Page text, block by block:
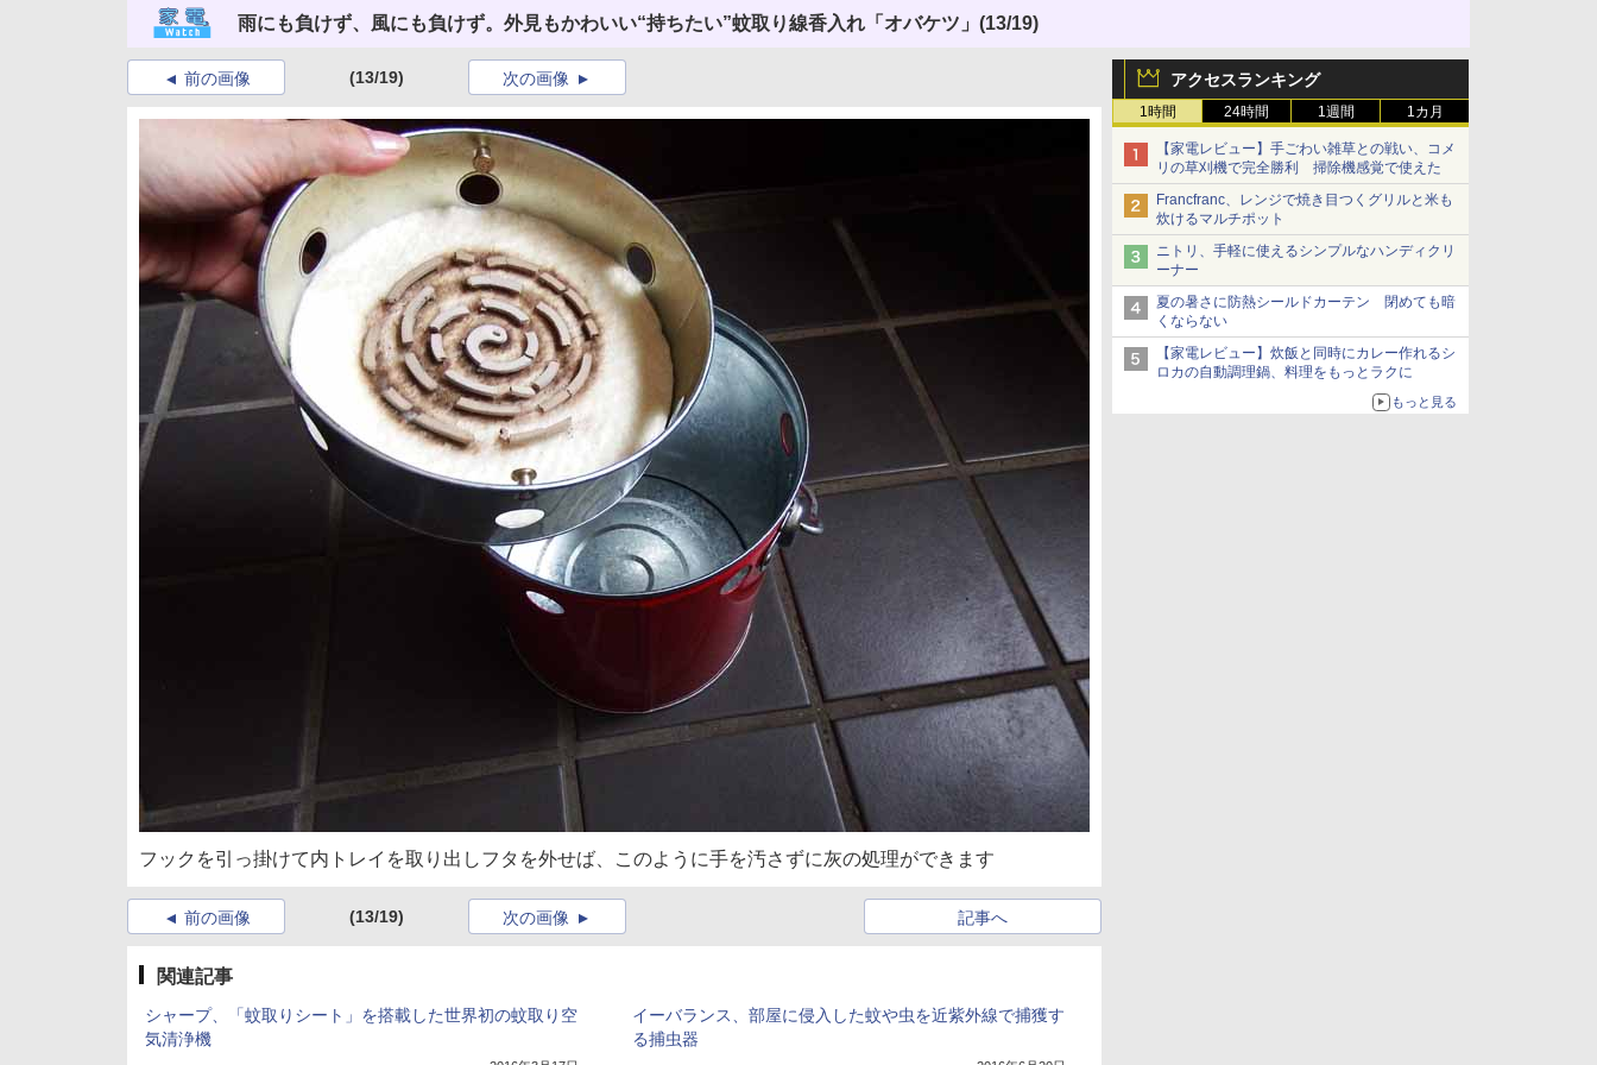
雨にも負けず、風にも負けず。外見もかわいい“持ちたい”蚊取り線香入れ「オバケツ」 (13/19)
アクセスランキング
1時間 24時間 1週間 1カ月
【家電レビュー】手ごわい雑草との戦い、コメ
リの草刈機で完全勝利 掃除機感覚で使えた
Francfranc、レンジで焼き目つくグリルと米も
炊けるマルチポット
ニトリ、手軽に使えるシンプルなハンディクリ
ーナー
夏の暑さに防熱シールドカーテン 閉めても暗
くならない
【家電レビュー】炊飯と同時にカレー作れるシ
ロカの自動調理鍋、料理をもっとラクに
もっと見る
前の画像 (13/19) 次の画像
フックを引っ掛けて内トレイを取り出しフタを外せば、このように手を汚さずに灰の処理ができます
前の画像 (13/19) 記事へ
次の画像
関連記事
シャープ、「蚊取りシート」を搭載した世界初の蚊取り空
気清浄機
イーバランス、部屋に侵入した蚊や虫を近紫外線で捕獲す
る捕虫器